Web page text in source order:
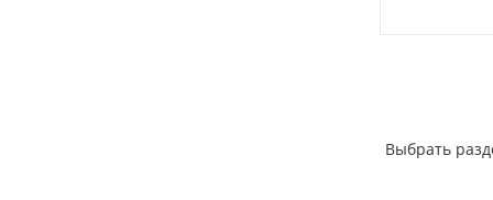
Выбрать